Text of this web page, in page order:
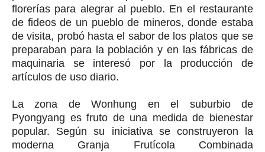
florerías para alegrar al pueblo. En el restaurante
de fideos de un pueblo de mineros, donde estaba
de visita, probó hasta el sabor de los platos que se
preparaban para la población y en las fábricas de
maquinaria se interesó por la producción de
artículos de uso diario.
La zona de Wonhung en el suburbio de
Pyongyang es fruto de una medida de bienestar
popular. Según su iniciativa se construyeron la
moderna Granja Frutícola Combinada